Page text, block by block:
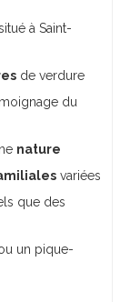
à Saint-
de verdure
du
nature
variées
que des
un pique-